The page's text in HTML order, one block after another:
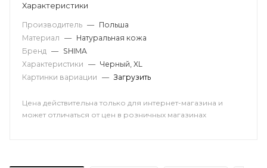
Характеристики
Производитель — Польша
Материал — Натуральная кожа
Бренд — SHIMA
Характеристики — Черный, XL
Картинки вариации — Загрузить
Цена действительна только для интернет-магазина и
может отличаться от цен в розничных магазинах